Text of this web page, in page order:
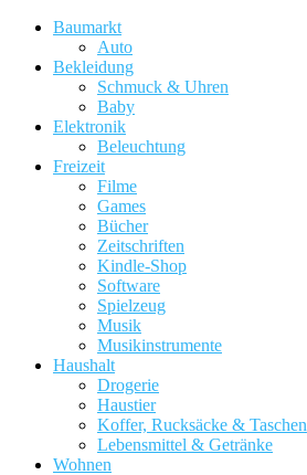
Baumarkt
Auto
Bekleidung
Schmuck & Uhren
Baby
Elektronik
Beleuchtung
Freizeit
Filme
Games
Bücher
Zeitschriften
Kindle-Shop
Software
Spielzeug
Musik
Musikinstrumente
Haushalt
Drogerie
Haustier
Koffer, Rucksäcke & Taschen
Lebensmittel & Getränke
Wohnen